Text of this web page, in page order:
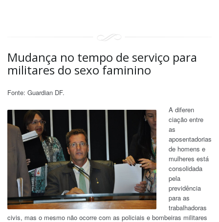
Mudança no tempo de serviço para
militares do sexo faminino
Fonte: Guardian DF.
A diferen
ciação entre
as
aposentadorias
de homens e
mulheres está
consolidada
pela
previdência
para as
trabalhadoras
civis, mas o mesmo não ocorre com as policiais e bombeiras militares